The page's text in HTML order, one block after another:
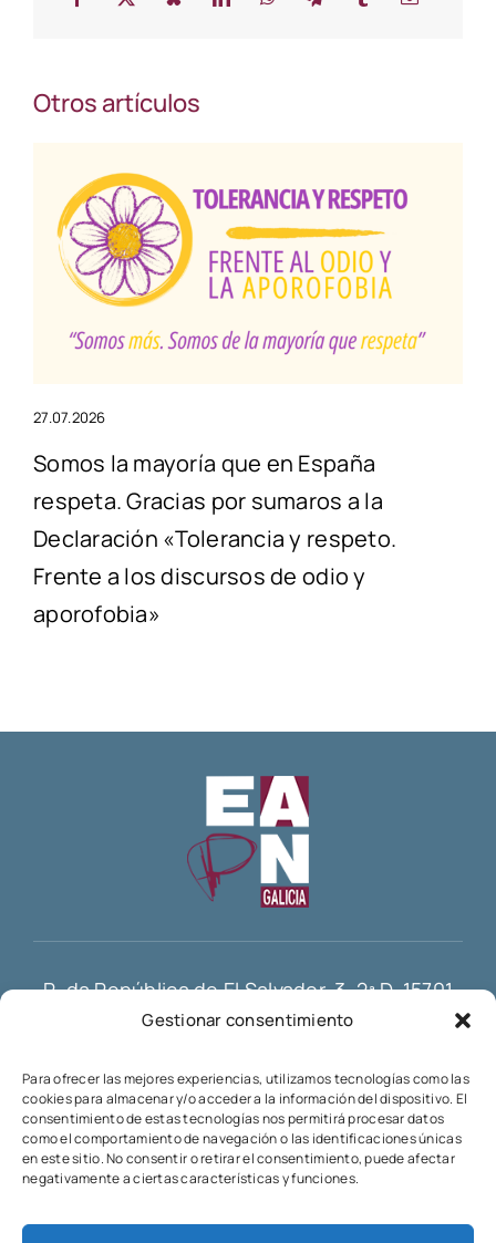
Gestionar consentimiento
Para ofrecer las mejores experiencias, utilizamos tecnologías como las
cookies para almacenar y/o acceder a la información del dispositivo. El
consentimiento de estas tecnologías nos permitirá procesar datos
como el comportamiento de navegación o las identificaciones únicas
en este sitio. No consentir o retirar el consentimiento, puede afectar
negativamente a ciertas características y funciones.
Otros artículos
27.07.2026
Somos la mayoría que en España
respeta. Gracias por sumaros a la
Declaración «Tolerancia y respeto.
Frente a los discursos de odio y
aporofobia»
R. da República de El Salvador, 3, 2ª D, 15701
Santiago de Compostela
Generation EU